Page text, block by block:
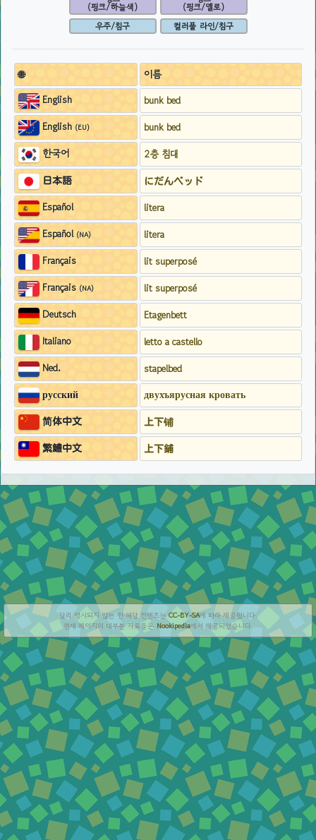
(핑크/하늘색)
우주/침구
(핑크/옐로)
컬러풀 라인/침구
🌐
이름
English
bunk bed
English (EU)
bunk bed
한국어
2층 침대
日本語
にだんベッド
Español
litera
Español (NA)
litera
Français
lit superposé
Français (NA)
lit superposé
Deutsch
Etagenbett
Italiano
letto a castello
Ned.
stapelbed
русский двухъярусная кровать
简体中文
上下铺
繁鱧中文
上下鋪
달리 명시되지 않는 한 해당 컨텐츠는CC-BY-SA에 따라 제공됩니다.
현재 페이지의 대부분 자료들은 Nookipedia에서 제공되었습니다.